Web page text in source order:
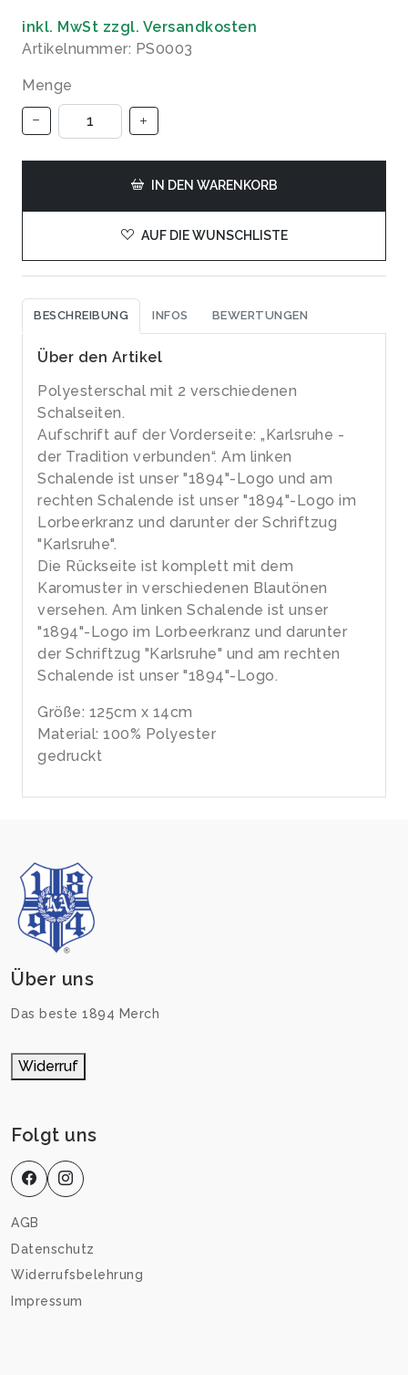
inkl. MwSt zzgl. Versandkosten
Artikelnummer: PS0003
Menge
IN DEN WARENKORB
AUF DIE WUNSCHLISTE
BESCHREIBUNG INFOS BEWERTUNGEN
Über den Artikel
Polyesterschal mit 2 verschiedenen
Schalseiten.
Aufschrift auf der Vorderseite: „Karlsruhe -
der Tradition verbunden“. Am linken
Schalende ist unser "1894"-Logo und am
rechten Schalende ist unser "1894"-Logo im
Lorbeerkranz und darunter der Schriftzug
"Karlsruhe".
Die Rückseite ist komplett mit dem
Karomuster in verschiedenen Blautönen
versehen. Am linken Schalende ist unser
"1894"-Logo im Lorbeerkranz und darunter
der Schriftzug "Karlsruhe" und am rechten
Schalende ist unser "1894"-Logo.
Größe: 125cm x 14cm
Material: 100% Polyester
gedruckt
Über uns
Das beste 1894 Merch
Widerruf
Folgt uns
AGB
Datenschutz
Widerrufsbelehrung
Impressum